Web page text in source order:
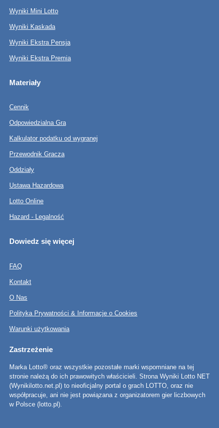
Wyniki Mini Lotto
Wyniki Kaskada
Wyniki Ekstra Pensja
Wyniki Ekstra Premia
Materiały
Cennik
Odpowiedzialna Gra
Kalkulator podatku od wygranej
Przewodnik Gracza
Oddziały
Ustawa Hazardowa
Lotto Online
Hazard - Legalność
Dowiedz się więcej
FAQ
Kontakt
O Nas
Polityka Prywatności & Informacje o Cookies
Warunki użytkowania
Zastrzeżenie
Marka Lotto® oraz wszystkie pozostałe marki wspomniane na tej
stronie należą do ich prawowitych właścicieli. Strona Wyniki Lotto NET
(Wynikilotto.net.pl) to nieoficjalny portal o grach LOTTO, oraz nie
współpracuje, ani nie jest powiązana z organizatorem gier liczbowych
w Polsce (lotto.pl).